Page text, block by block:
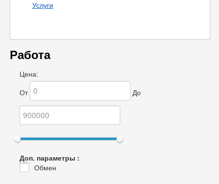
Услуги
Работа
Цена:
От
До
Доп. параметры :
Обмен